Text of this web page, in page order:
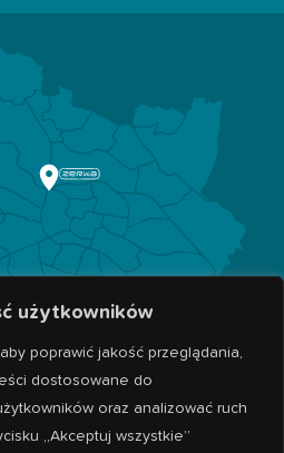
użytkowników
poprawić jakość przeglądania,
dostosowane do
oraz analizować ruch
„Akceptuj wszystkie”
MIESZKAŃCÓW
17D we Wrocławiu w pobliżu